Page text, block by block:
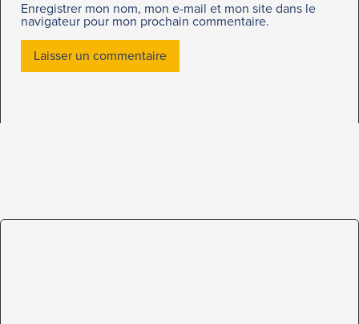
Enregistrer mon nom, mon e-mail et mon site dans le
navigateur pour mon prochain commentaire.